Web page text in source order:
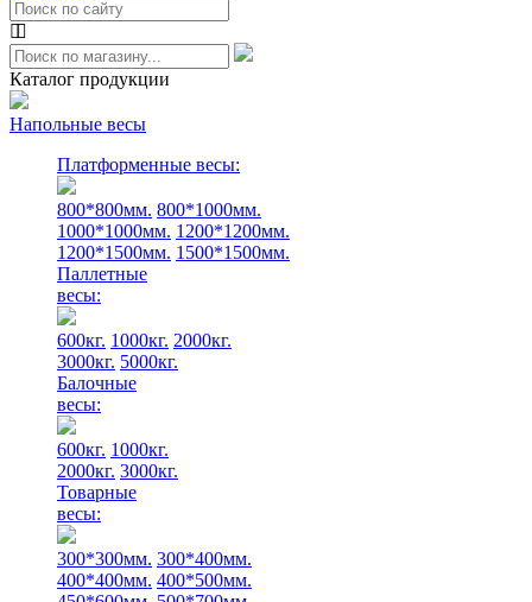
Каталог продукции
Напольные весы
Платформенные весы:
800*800мм. 800*1000мм.
1000*1000мм. 1200*1200мм.
1200*1500мм. 1500*1500мм.
Паллетные
весы:
600кг. 1000кг. 2000кг.
3000кг. 5000кг.
Балочные
весы:
600кг. 1000кг.
2000кг. 3000кг.
Товарные
весы:
300*300мм. 300*400мм.
400*400мм. 400*500мм.